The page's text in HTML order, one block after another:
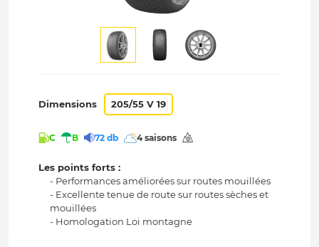
Dimensions 205/55 V 19
C B 72 db 4 saisons
Les points forts :
- Performances améliorées sur routes mouillées
- Excellente tenue de route sur routes sèches et
mouillées
- Homologation Loi montagne